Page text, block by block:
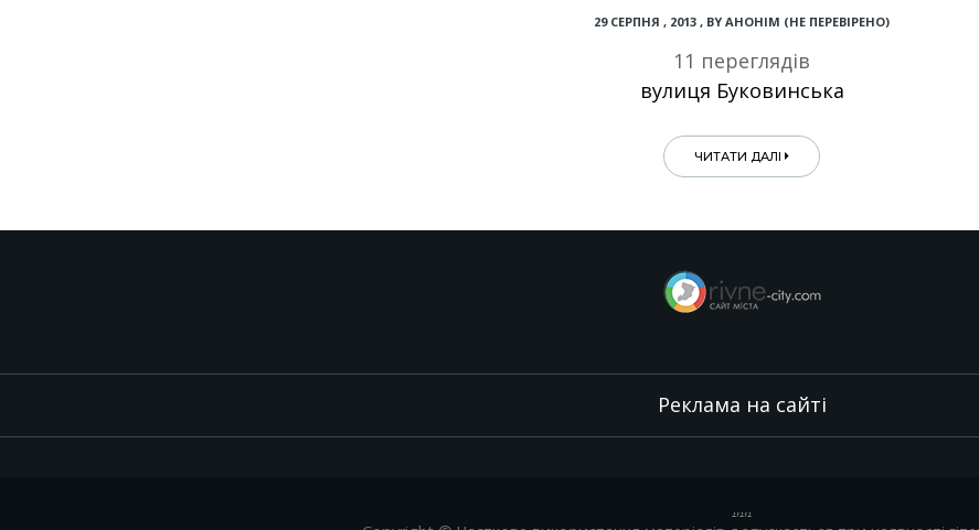
29 СЕРПНЯ , 2013 , BY АНОНІМ (НЕ ПЕРЕВІРЕНО)
11 переглядів
вулиця Буковинська
ЧИТАТИ ДАЛІ
Реклама на сайті
.,.,.